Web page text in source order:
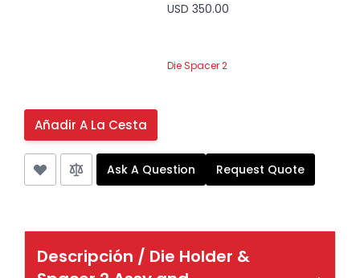
USD 350.00
A3562
Die Spacer 2
USD 129.00
A3540
M8x24 / Dowel Pin
Disponibilidad:
20+
Añadir A La Cesta
Ask A Question Request Quote
Descripción / Die Holder &